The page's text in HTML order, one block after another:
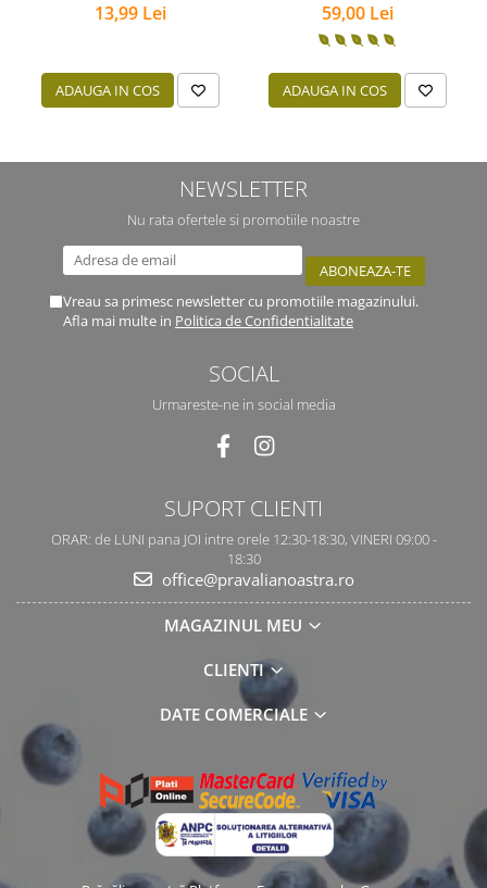
13,99 Lei
ADAUGA IN COS
59,00 Lei
ADAUGA IN COS
NEWSLETTER
Nu rata ofertele si promotiile noastre
Vreau sa primesc newsletter cu promotiile magazinului.
Afla mai multe in Politica de Confidentialitate
SOCIAL
Urmareste-ne in social media
SUPORT CLIENTI
ORAR: de LUNI pana JOI intre orele 12:30-18:30, VINERI 09:00 -
18:30
office@pravalianoastra.ro
MAGAZINUL MEU
CLIENTI
DATE COMERCIALE